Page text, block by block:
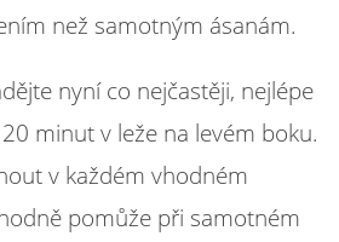
než samotným ásanám.
nyní co nejčastěji, nejlépe
minut v leže na levém boku.
v každém vhodném
pomůže při samotném